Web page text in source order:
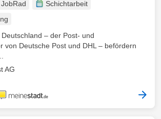
JobRad
Schichtarbeit
– der Post- und
von Deutsche Post und DHL – befördern
AG